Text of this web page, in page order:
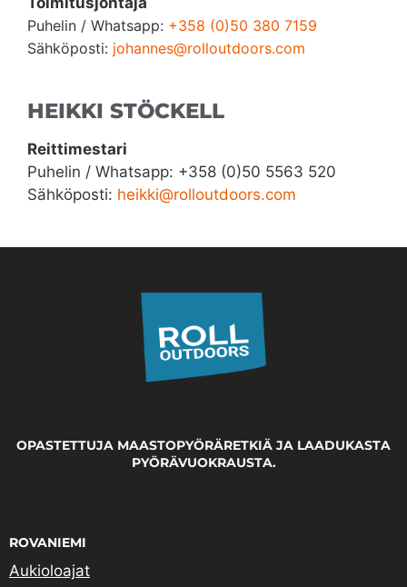
Puhelin / Whatsapp: +358 (0)50 380 7159
Sähköposti: johannes@rolloutdoors.com
HEIKKI STÖCKELL
Reittimestari
Puhelin / Whatsapp: +358 (0)50 5563 520
Sähköposti: heikki@rolloutdoors.com
OPASTETTUJA MAASTOPYÖRÄRETKIÄ JA LAADUKASTA
PYÖRÄVUOKRAUSTA.
ROVANIEMI
Aukioloajat